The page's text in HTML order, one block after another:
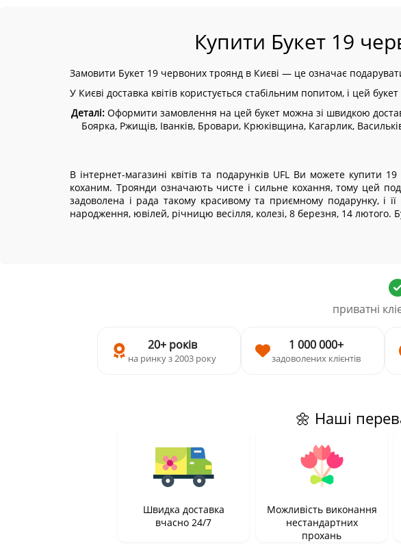
Купити Букет 19
Замовити Букет 19 червоних троянд в Києві — це означає
У Києві доставка квітів користується стабільним попитом, і цей
Деталі:Оформити замовлення на цей букет можна зі швидкою
Боярка, Ржищів, Іванків, Бровари, Крюківщина, Кагарлик,
В інтернет-магазині квітів та подарунків UFL Ви можете
коханим. Троянди означають чисте і сильне кохання, тому цей
задоволена і рада такому красивому та приємному подарунку, і
народження, ювілей, річницю весілля, колезі, 8 березня, 14
приватні
20+ років
на ринку з 2003 року
1 000 000+
задоволених клієнтів
🌼 Наші
Швидка доставка
вчасно 24/7
Можливість виконання
нестандартних
прохань